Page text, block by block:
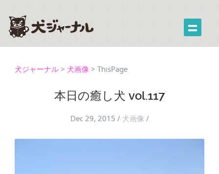
犬ジャーナル > 犬画像 > ThisPage
本日の癒し犬 vol.117
Dec 29, 2015 / 犬画像 /